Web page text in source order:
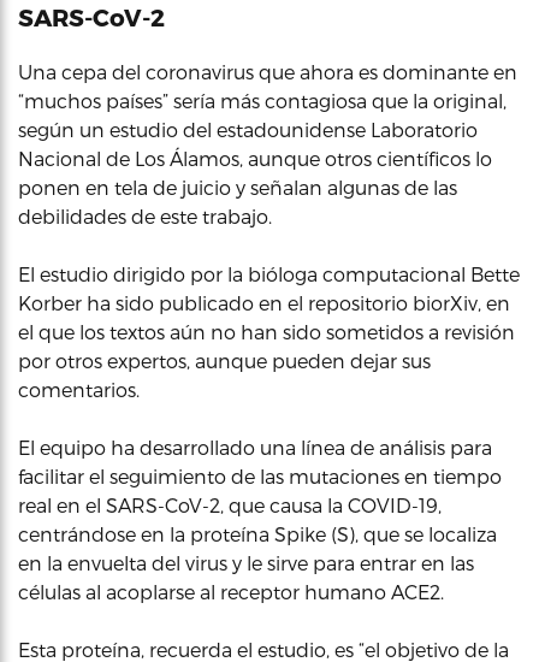
SARS-CoV-2
Una cepa del coronavirus que ahora es dominante en
“muchos países” sería más contagiosa que la original,
según un estudio del estadounidense Laboratorio
Nacional de Los Álamos, aunque otros científicos lo
ponen en tela de juicio y señalan algunas de las
debilidades de este trabajo.
El estudio dirigido por la bióloga computacional Bette
Korber ha sido publicado en el repositorio biorXiv, en
el que los textos aún no han sido sometidos a revisión
por otros expertos, aunque pueden dejar sus
comentarios.
El equipo ha desarrollado una línea de análisis para
facilitar el seguimiento de las mutaciones en tiempo
real en el SARS-CoV-2, que causa la COVID-19,
centrándose en la proteína Spike (S), que se localiza
en la envuelta del virus y le sirve para entrar en las
células al acoplarse al receptor humano ACE2.
Esta proteína, recuerda el estudio, es “el objetivo de la